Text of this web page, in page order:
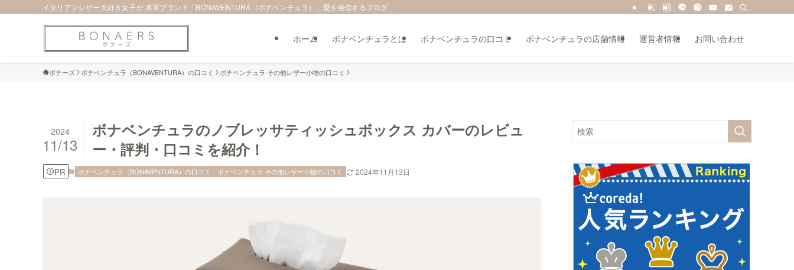
イタリアンレザー大好き女子が 本革ブランド「BONAVENTURA（ボナベンチュラ）」愛を発信するブログ
ホーム ボナベンチュラとは ボナベンチュラの口コミ ボナベンチュラの店舗情報 運営者情報 お問い合わせ
ボナーズ ボナベンチュラ（BONAVENTURA）の口コミ ボナベンチュラ その他レザー小物の口コミ
ボナベンチュラのノブレッサティッシュボックス カバーのレビュ
ー・評判・口コミを紹介！
2024
11/13
PR ボナベンチュラ（BONAVENTURA）の口コミ ボナベンチュラ その他レザー小物の口コミ 2024年11月13日